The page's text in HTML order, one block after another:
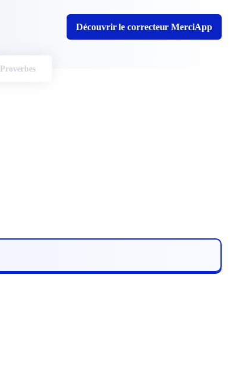
Découvrir le correcteur MerciApp
Proverbes